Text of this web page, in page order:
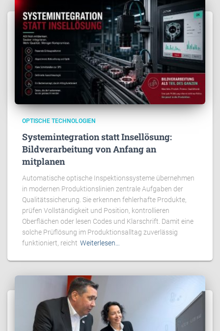
OPTISCHE TECHNOLOGIEN
Systemintegration statt Insellösung:
Bildverarbeitung von Anfang an
mitplanen
Automatische optische Inspektionssysteme übernehmen
in modernen Produktionslinien zentrale Aufgaben der
Qualitätssicherung. Sie erkennen fehlerhafte Produkte,
prüfen Vollständigkeit und Position, kontrollieren
Oberflächen oder lesen Codes und Klarschrift. Damit eine
solche Prüflösung im Produktionsalltag zuverlässig
funktioniert, reicht Weiterlesen…